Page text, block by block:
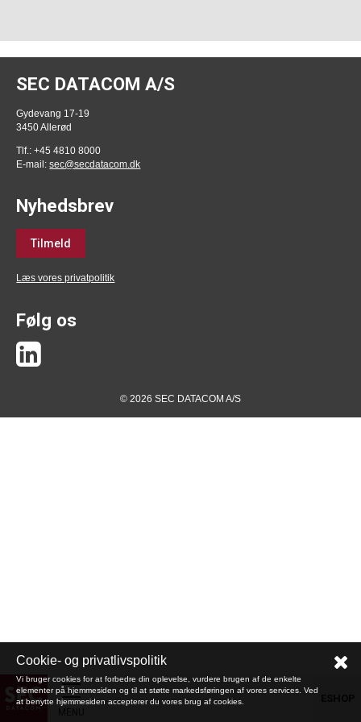
SEC DATACOM A/S
Gydevang 17-19
3450 Allerød
Tlf.: +45 4810 8000
E-mail:sec@secdatacom.dk
Nyhedsbrev
Tilmeld
Læs vores privatpolitik
Følg os
© 2026 SEC DATACOM A/S
Cookie- og privatlivspolitik
Vi bruger cookies for at forbedre din oplevelse, vurdere brugen af de enkelte
elementer på hjemmesiden og til at støtte markedsføringen af vores services. Ved
at benytte hjemmesiden accepterer du vores brug af cookies.